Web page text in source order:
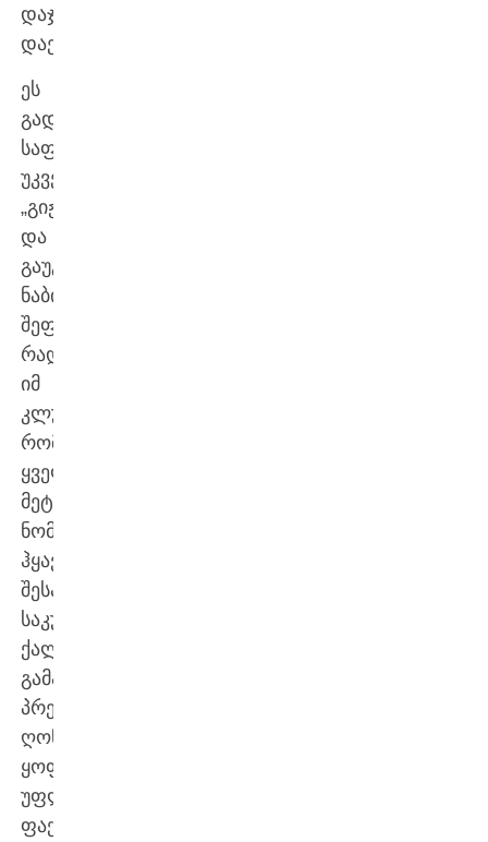
დაჯილდოებას
დაესწრება.
ეს
გადაწყვეტილება
საფრანგეთში
უკვე
„გიჟურ
და
გაუგებარ
ნაბიჯად“
შეფასდა,
რადგან
იმ
კლუბს,
რომელსაც
ყველაზე
მეტი
ნომინანტი
ჰყავს,
შესაძლოა
საკუთარ
ქალაქში
გამართულ
პრესტიჟულ
ღონისძიებაზე
ყოფნის
უფლება
ფაქტობრივად